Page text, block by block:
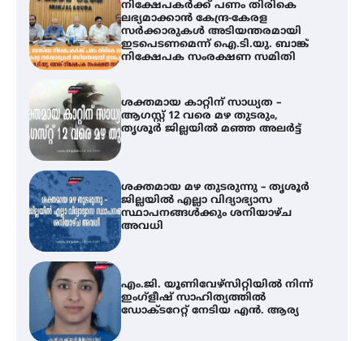
ശക്തമായ കാറ്റിന് സാധ്യത –
ആഗസ്റ്റ് 12 വരെ മഴ തുടരും,
തൃശൂർ ജില്ലയിൽ മഞ്ഞ അലർട്ട്
ശക്തമായ മഴ തുടരുന്നു – തൃശൂർ
ജില്ലയിൽ എല്ലാ വിദ്യാഭ്യാസ
സ്ഥാപനങ്ങൾക്കും ശനിയാഴ്ച
എം.ജി. യൂണിവേഴ്‌സിറ്റിയിൽ നിന്ന്
ഇംഗ്ളീഷ് സാഹിത്യത്തിൽ
ഡോക്ടറേറ്റ് നേടിയ എൻ. ആര്യ
ട്യുണീഷ്യൻ ചിത്രം ” ദി വോയിസ്
ഓഫ് ഹിന്ദ് റജബ് ” ഇരിങ്ങാലക്കുട
ഫിലിം സൊസൈറ്റി ആഗസ്റ്റ് 7